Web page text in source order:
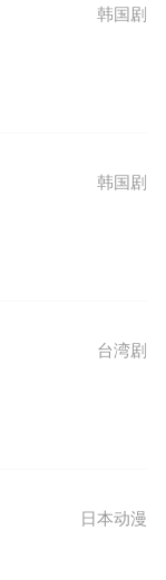
韩国剧
韩国剧
台湾剧
日本动漫